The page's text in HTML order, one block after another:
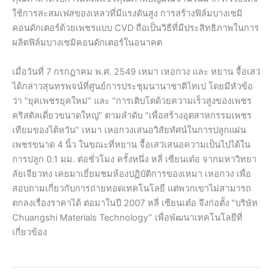
ใช้การสะสมเฟสของเหลวที่มีแรงดันสูง การสร้างฟิล์มบางเซมิ
คอนดักเตอร์ด้วยเพชรแบบ CVD ถือเป็นวิธีที่มีประสิทธิภาพในการ
ผลิตฟิล์มบางเซมิคอนดักเตอร์ในอนาคต
เมื่อวันที่ 7 กรกฎาคม พ.ศ. 2549 เหมา เหอกวง และ หยาน จื้อเสว่
ได้กล่าวสุนทรพจน์ที่ศูนย์การประชุมนานาชาติไทเป โดยมีหัวข้อ
ว่า “ยุคเพชรยุคใหม่” และ “การเติบโตด้วยความเร็วสูงของเพชร
คริสตัลเดี่ยวขนาดใหญ่” ตามลำดับ “เพื่อสร้างอุตสาหกรรมเพชร
เทียมของไต้หวัน” เหมา เหอกวงเสนอวิสัยทัศน์ในการปลูกแผ่น
เพชรขนาด 4 นิ้ว ในขณะที่หยาน จื้อเสว่เสนอความเป็นไปได้ใน
การปลูก 0.1 มม. ต่อชั่วโมง ครั้งหนึ่ง หลี่ เซียนเต๋อ จากมหาวิทยา
ลัยเจียวทง เคยมาเยี่ยมชมห้องปฏิบัติการของเหมา เหอกวง เพื่อ
สอบถามเกี่ยวกับการถ่ายทอดเทคโนโลยี แต่พวกเขาไม่สามารถ
ตกลงเรื่องราคาได้ ต่อมาในปี 2007 หลี่ เซียนเต๋อ จึงก่อตั้ง “บริษัท
Chuangshi Materials Technology” เพื่อพัฒนาเทคโนโลยีที่
เกี่ยวข้อง